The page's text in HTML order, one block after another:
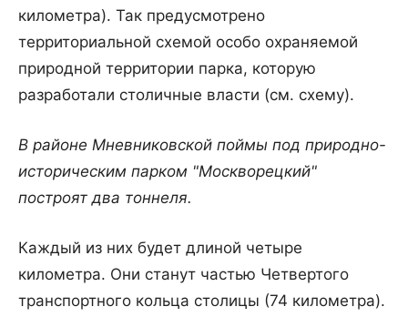
километра). Так предусмотрено
территориальной схемой особо охраняемой
природной территории парка, которую
разработали столичные власти (см. схему).
В районе Мневниковской поймы под природно-
историческим парком "Москворецкий"
построят два тоннеля.
Каждый из них будет длиной четыре
километра. Они станут частью Четвертого
транспортного кольца столицы (74 километра).